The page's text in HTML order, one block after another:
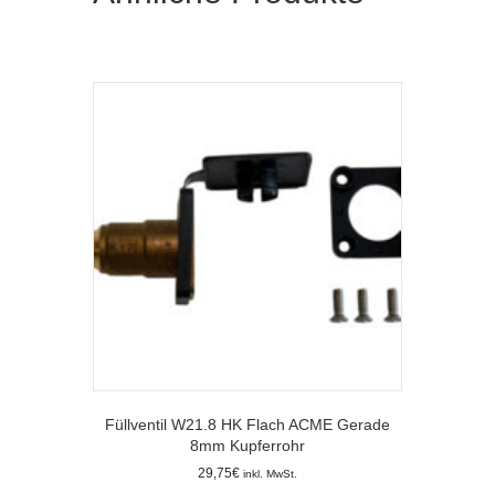
Füllventil W21.8 HK Flach ACME Gerade
8mm Kupferrohr
29,75€ inkl. MwSt.